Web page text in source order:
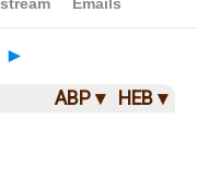
►
ABP ▾ HEB ▾